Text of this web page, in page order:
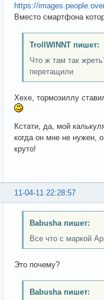
https://
Вместо смартфона
TrollWINNT пишет:
Что ж там так
перетащили
Хехе, тормозиллу
Кстати, да, мой
когда он мне не нужен,
круто!
11-04-11 22:28:57
Babusha пишет:
Все что с маркой
Это почему?
Babusha пишет: